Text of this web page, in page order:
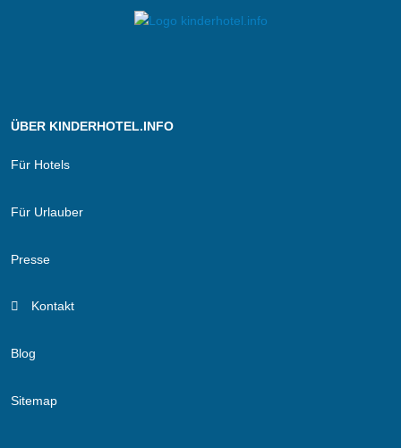
ÜBER KINDERHOTEL.INFO
Für Hotels
Für Urlauber
Presse
Kontakt
Blog
Sitemap